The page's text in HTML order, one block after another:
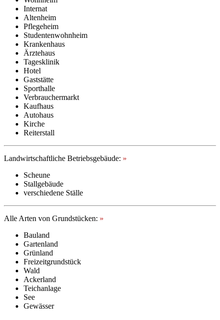
Internat
Altenheim
Pflegeheim
Studentenwohnheim
Krankenhaus
Ärztehaus
Tagesklinik
Hotel
Gaststätte
Sporthalle
Verbrauchermarkt
Kaufhaus
Autohaus
Kirche
Reiterstall
Landwirtschaftliche Betriebsgebäude: »
Scheune
Stallgebäude
verschiedene Ställe
Alle Arten von Grundstücken: »
Bauland
Gartenland
Grünland
Freizeitgrundstück
Wald
Ackerland
Teichanlage
See
Gewässer